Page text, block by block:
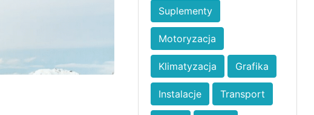
Suplementy
Motoryzacja
Klimatyzacja Grafika
Instalacje Transport